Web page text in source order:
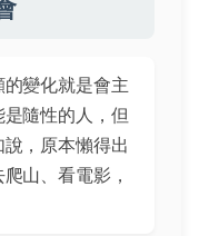
變化就是會主
隨性的人，但
，原本懶得出
山、看電影，